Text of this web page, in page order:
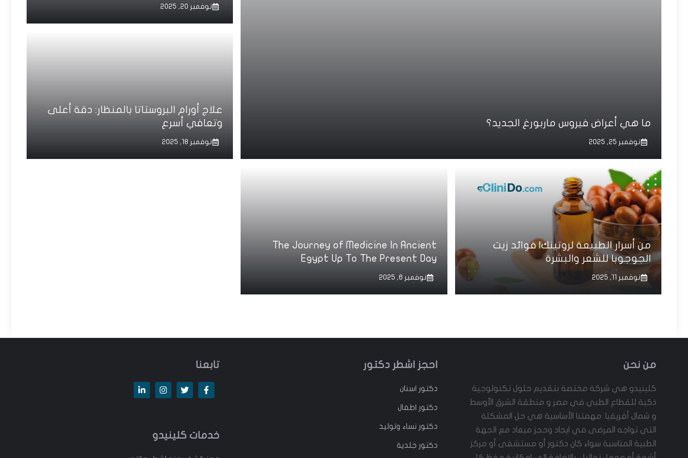
ما هي أعراض فيروس ماربورغ الجديد؟
نوفمبر 25, 2025
نوفمبر 20, 2025
علاج أورام البروستاتا بالمنظار: دقة أعلى
وتعافي أسرع
نوفمبر 18, 2025
من أسرار الطبيعة لروتينك| فوائد زيت
الجوجوبا للشعر والبشرة
نوفمبر 11, 2025
The Journey of Medicine In Ancient
Egypt Up To The Present Day
نوفمبر 6, 2025
من نحن
كلينيدو هي شركة مختصة بتقديم حلول تكنولوجية
ذكية للقطاع الطبي في مصر و منطقة الشرق الأوسط
و شمال أفريقيا. مهمتنا الأساسية هي حل المشكلة
التي تواجه المرضى في ايجاد وحجز ميعاد مع الجهة
الطبية المناسبة سواء كان دكتور أو مستشفى أو مركز
احجز اشطر دكتور
دكتور اسنان
دكتور اطفال
دكتور نساء وتوليد
دكتور جلدية
تابعنا
خدمات كلينيدو